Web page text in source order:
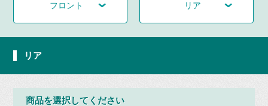
フロント リア
リア
商品を選択してください